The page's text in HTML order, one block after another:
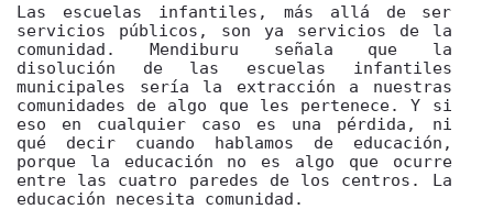
Las escuelas infantiles, más allá de ser
servicios públicos, son ya servicios de la
comunidad. Mendiburu señala que la
disolución de las escuelas infantiles
municipales sería la extracción a nuestras
comunidades de algo que les pertenece. Y si
eso en cualquier caso es una pérdida, ni
qué decir cuando hablamos de educación,
porque la educación no es algo que ocurre
entre las cuatro paredes de los centros. La
educación necesita comunidad.